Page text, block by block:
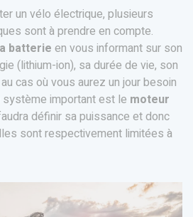
un vélo électrique, plusieurs
sont à prendre en compte.
batterie en vous informant sur son
(lithium-ion), sa durée de vie, son
cas où vous aurez un jour besoin
système important est le moteur
définir sa puissance et donc
sont respectivement limitées à